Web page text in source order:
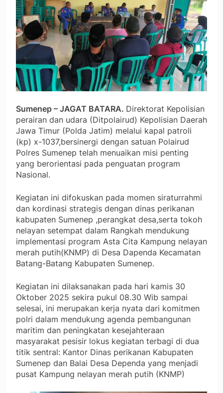
Sumenep – JAGAT BATARA. Direktorat Kepolisian
perairan dan udara (Ditpolairud) Kepolisian Daerah
Jawa Timur (Polda Jatim) melalui kapal patroli
(kp) x-1037,bersinergi dengan satuan Polairud
Polres Sumenep telah menuaikan misi penting
yang berorientasi pada penguatan program
Nasional.
Kegiatan ini difokuskan pada momen siraturrahmi
dan kordinasi strategis dengan dinas perikanan
kabupaten Sumenep ,perangkat desa,serta tokoh
nelayan setempat dalam Rangkah mendukung
implementasi program Asta Cita Kampung nelayan
merah putih(KNMP) di Desa Dapenda Kecamatan
Batang-Batang Kabupaten Sumenep.
Kegiatan ini dilaksanakan pada hari kamis 30
Oktober 2025 sekira pukul 08.30 Wib sampai
selesai, ini merupakan kerja nyata dari komitmen
polri dalam mendukung agenda pembangunan
maritim dan peningkatan kesejahteraan
masyarakat pesisir lokus kegiatan terbagi di dua
titik sentral: Kantor Dinas perikanan Kabupaten
Sumenep dan Balai Desa Dependa yang menjadi
pusat Kampung nelayan merah putih (KNMP)